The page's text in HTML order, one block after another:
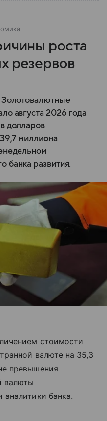
роста
резервов
августа 2026 года
долларов
миллиона
банка развития.
стоимости
валюте на 35,3
превышения
валюты
банка.